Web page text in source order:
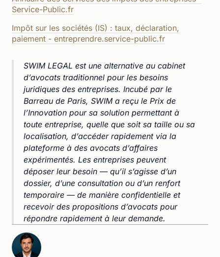
Service-Public.fr
Impôt sur les sociétés (IS) : taux, déclaration,
paiement - entreprendre.service-public.fr
SWIM LEGAL est une alternative au cabinet
d’avocats traditionnel pour les besoins
juridiques des entreprises. Incubé par le
Barreau de Paris, SWIM a reçu le Prix de
l’Innovation pour sa solution permettant à
toute entreprise, quelle que soit sa taille ou sa
localisation, d’accéder rapidement via la
plateforme à des avocats d’affaires
expérimentés. Les entreprises peuvent
déposer leur besoin — qu’il s’agisse d’un
dossier, d’une consultation ou d’un renfort
temporaire — de manière confidentielle et
recevoir des propositions d’avocats pour
répondre rapidement à leur demande.